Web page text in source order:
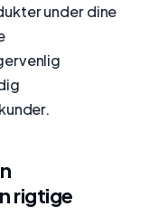
under dine
rigtige